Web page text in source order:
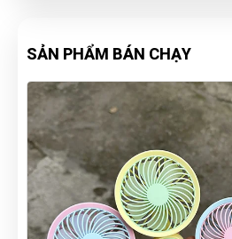
SẢN PHẨM BÁN CHẠY